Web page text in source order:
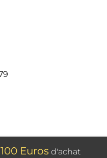
X
épingle sur
par mail
100 Euros d'achat